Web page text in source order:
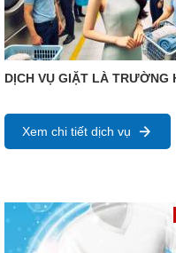
DỊCH VỤ GIẶT LÀ TRƯỜNG
Xem chi tiết dịch vụ